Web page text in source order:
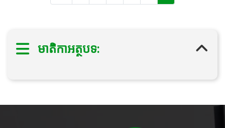
មាតិកាអត្ថបទ: